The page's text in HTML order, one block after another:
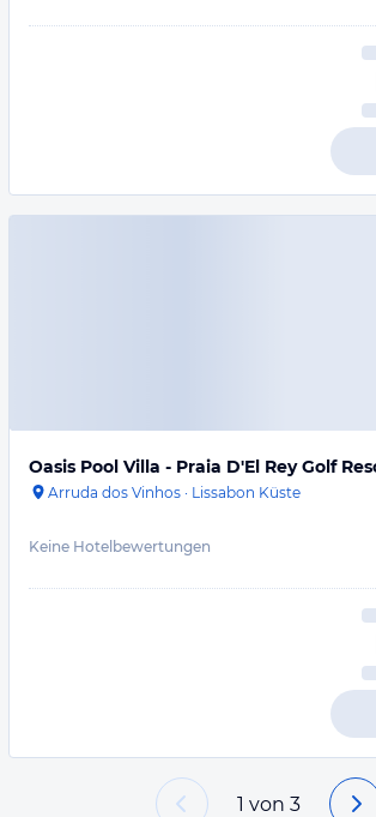
Oasis Pool Villa - Praia D'El Rey Golf
Arruda dos Vinhos · Lissabon Küste
Keine Hotelbewertungen
1 von 3